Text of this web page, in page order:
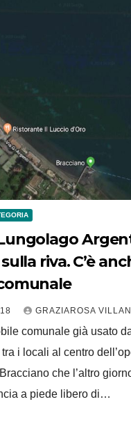
riva. C’è
GRAZIAROSA VILLANI
comunale già usato
i locali al centro
che l’altro
a piede libero di…